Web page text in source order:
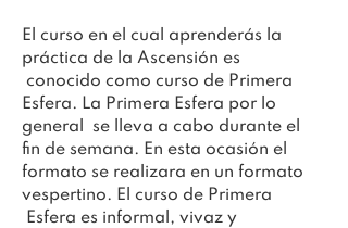
El curso en el cual aprenderás la
práctica de la Ascensión es
conocido como curso de Primera
Esfera. La Primera Esfera por lo
general  se lleva a cabo durante el
fin de semana. En esta ocasión el
formato se realizara en un formato
vespertino. El curso de Primera
Esfera es informal, vivaz y